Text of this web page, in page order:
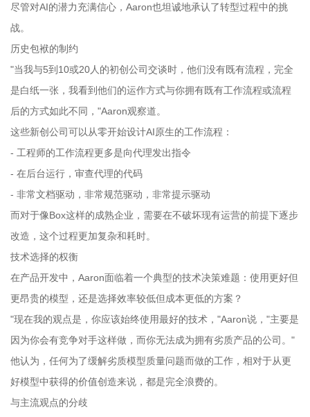
尽管对AI的潜力充满信心，Aaron也坦诚地承认了转型过程中的挑
战。
历史包袱的制约
"当我与5到10或20人的初创公司交谈时，他们没有既有流程，完全
是白纸一张，我看到他们的运作方式与你拥有既有工作流程或流程
后的方式如此不同，"Aaron观察道。
这些新创公司可以从零开始设计AI原生的工作流程：
- 工程师的工作流程更多是向代理发出指令
- 在后台运行，审查代理的代码
- 非常文档驱动，非常规范驱动，非常提示驱动
而对于像Box这样的成熟企业，需要在不破坏现有运营的前提下逐步
改造，这个过程更加复杂和耗时。
技术选择的权衡
在产品开发中，Aaron面临着一个典型的技术决策难题：使用更好但
更昂贵的模型，还是选择效率较低但成本更低的方案？
"现在我的观点是，你应该始终使用最好的技术，"Aaron说，"主要是
因为你会有竞争对手这样做，而你无法成为拥有劣质产品的公司。"
他认为，任何为了缓解劣质模型质量问题而做的工作，相对于从更
好模型中获得的价值创造来说，都是完全浪费的。
与主流观点的分歧